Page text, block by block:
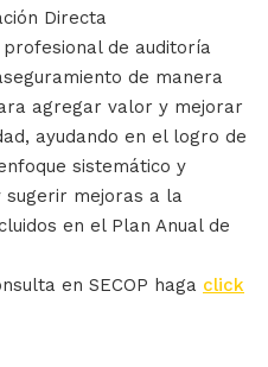
Directa
de auditoría
de manera
agregar valor y mejorar
ayudando en el logro de
sistemático y
mejoras a la
en el Plan Anual de
en SECOP haga click